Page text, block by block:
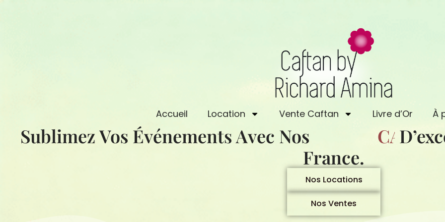
Accueil Location Vente Caftan Livre d’Or À
Sublimez Vos Événements Avec Nos CAFTA
France.
Nos Locations
Nos Ventes